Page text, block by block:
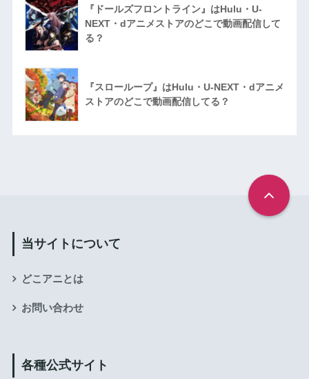
『ドールズフロントライン』はHulu・U-
NEXT・dアニメストアのどこで動画配信して
る？
『スローループ』はHulu・U-NEXT・dアニメ
ストアのどこで動画配信してる？
当サイトについて
どこアニとは
お問い合わせ
各種公式サイト